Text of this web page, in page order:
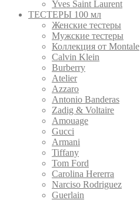
Yves Saint Laurent
ТЕСТЕРЫ 100 мл
Женские тестеры
Мужские тестеры
Коллекция от Montale
Calvin Klein
Burberry
Atelier
Azzaro
Antonio Banderas
Zadig & Voltaire
Amouage
Gucci
Armani
Tiffany
Tom Ford
Carolina Hererra
Narciso Rodriguez
Guerlain